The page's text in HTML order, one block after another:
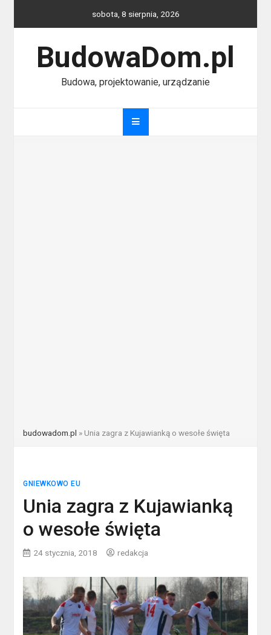
sobota, 8 sierpnia, 2026
BudowaDom.pl
Budowa, projektowanie, urządzanie
budowadom.pl » Unia zagra z Kujawianką o wesołe święta
GNIEWKOWO EU
Unia zagra z Kujawianką
o wesołe święta
24 stycznia, 2018 redakcja